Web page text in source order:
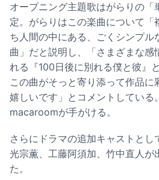
オープニング主題歌はがらりの「
定。がらりはこの楽曲について「
ち人間の中にある、ごくシンプル
曲」だと説明し、「さまざまな感
れる『100日後に別れる僕と彼』
この曲がそっと寄り添って作品に
嬉しいです」とコメントしている
macaroomが手がける。
さらにドラマの追加キャストとし
光宗薫、工藤阿須加、竹中直人が
た。